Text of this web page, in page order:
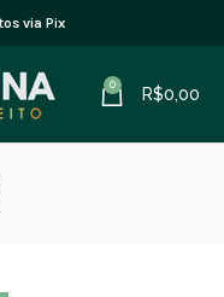
via Pix
0 R$0,00